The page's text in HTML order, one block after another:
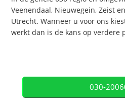
Veenendaal, Nieuwegein, Zeist
Utrecht. Wanneer u voor ons
werkt dan is de kans op verdere
030-